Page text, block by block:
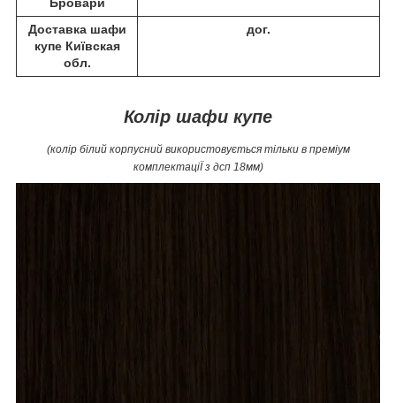
Бровари
Доставка шафи
купе Київская
обл.
дог.
Колір шафи купе
(колір білий корпусний використовується тільки в преміум
комплектаціЇ з дсп 18мм)